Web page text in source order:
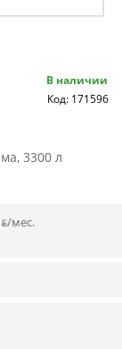
В наличии
Код: 171596
3300 л
мec.